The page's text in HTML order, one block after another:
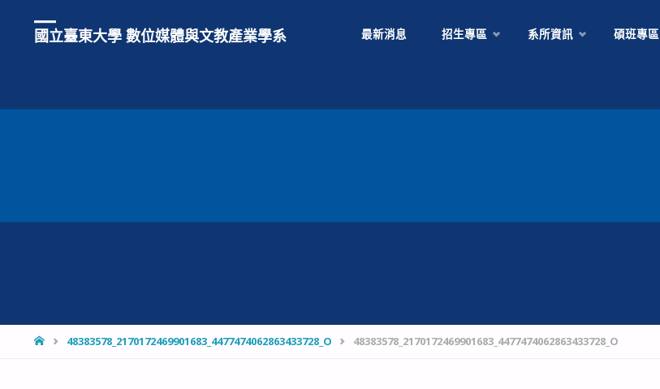
國立臺東大學 數位媒體與文教產業學系 最新消息 招生專區 系所資訊 碩班專區
HOME48383578_2170172469901683_4477474062863433728_O 48383578_2170172469901683_4477474062863433728_O